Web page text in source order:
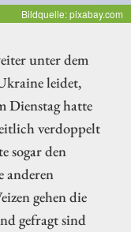
Bildquelle: pixabay.com
unter dem
leidet,
Dienstag hatte
verdoppelt
sogar den
anderen
gehen die
gefragt sind